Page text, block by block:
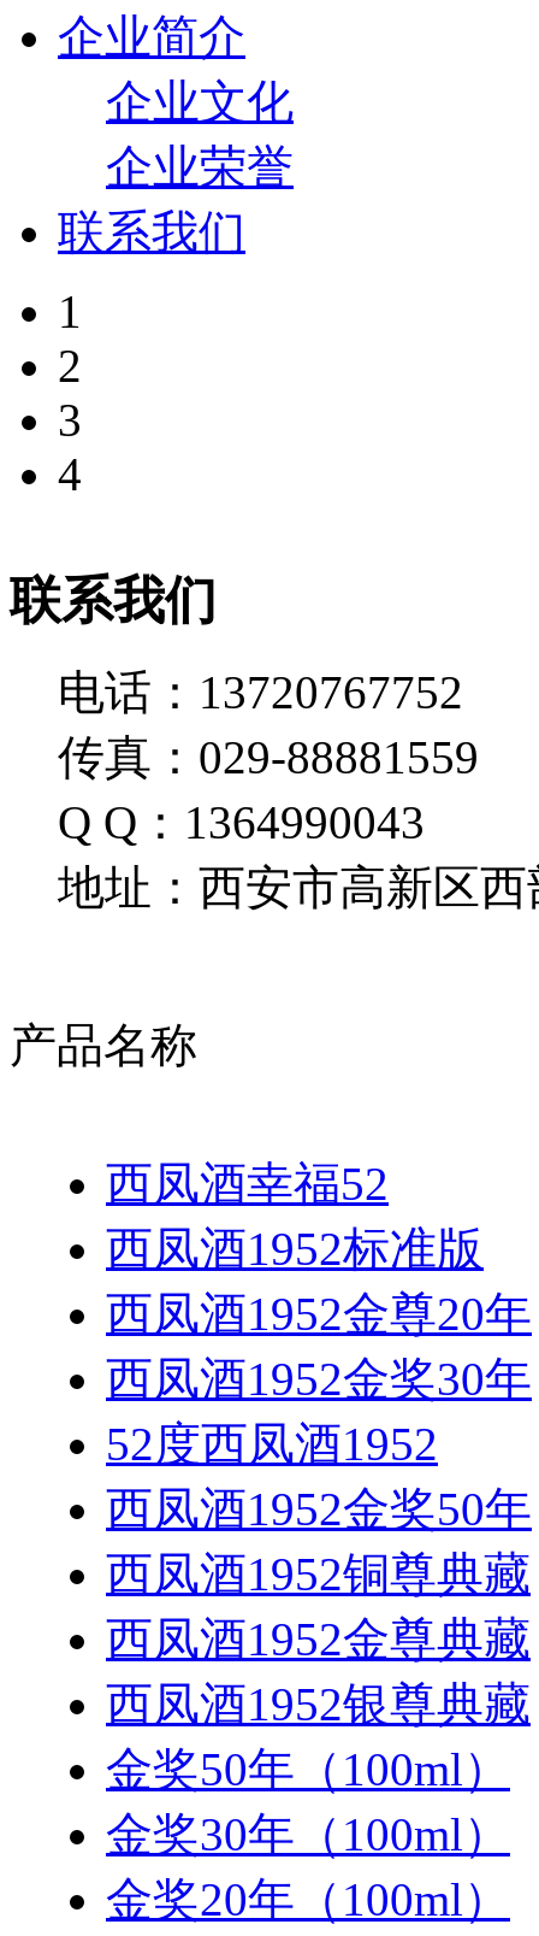
企业简介
企业文化
企业荣誉
联系我们
1
2
3
4
联系我们
电话：13720767752
传真：029-88881559
Q Q：1364990043
地址：西安市高新区西
产品名称
西凤酒幸福52
西凤酒1952标准版
西凤酒1952金尊20年
西凤酒1952金奖30年
52度西凤酒1952
西凤酒1952金奖50年
西凤酒1952铜尊典藏
西凤酒1952金尊典藏
西凤酒1952银尊典藏
金奖50年（100ml）
金奖30年（100ml）
金奖20年（100ml）